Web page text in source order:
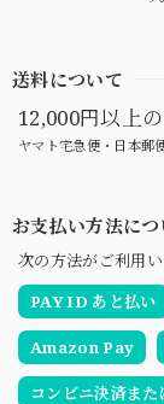
送料について
12,000円以上
ヤマト宅急便・日本郵
お支払い方法につ
次の方法がご利用い
PAY ID あと払い
Amazon Pay
コンビニ決済ま